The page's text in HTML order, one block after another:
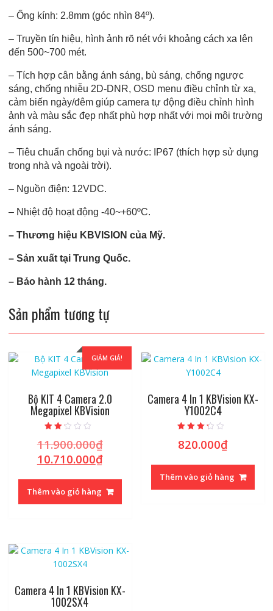
– Ống kính: 2.8mm (góc nhìn 84º).
– Truyền tín hiệu, hình ảnh rõ nét với khoảng cách xa lên
đến 500~700 mét.
– Tích hợp cân bằng ánh sáng, bù sáng, chống ngược
sáng, chống nhiễu 2D-DNR, OSD menu điều chỉnh từ xa,
cảm biến ngày/đêm giúp camera tự động điều chỉnh hình
ảnh và màu sắc đẹp nhất phù hợp nhất với mọi môi trường
ánh sáng.
– Tiêu chuẩn chống bụi và nước: IP67 (thích hợp sử dụng
trong nhà và ngoài trời).
– Nguồn điện: 12VDC.
– Nhiệt độ hoạt động -40~+60ºC.
– Thương hiệu KBVISION của Mỹ.
– Sản xuất tại Trung Quốc.
– Bảo hành 12 tháng.
Sản phẩm tương tự
GIẢM GIÁ!
Bộ KIT 4 Camera 2.0
Megapixel KBVision
xếp
hạng
2.00
5
11.900.000₫Giá
gốc
10.710.000₫Giá
tại
là:
Thêm vào giỏ hàng
Camera 4 In 1 KBVision KX-
Y1002C4
hạng
3.03
820.000₫
Thêm vào giỏ hàng
Camera 4 In 1 KBVision KX-
1002SX4